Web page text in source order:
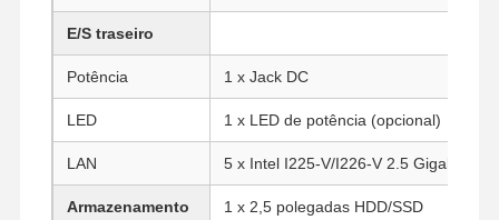
E/S traseiro
Potência 1 x Jack DC
LED 1 x LED de potência (opcional)
LAN 5 x Intel I225-V/I226-V 2.5 Gigabit LAN
Armazenamento
1 x 2,5 polegadas HDD/SSD